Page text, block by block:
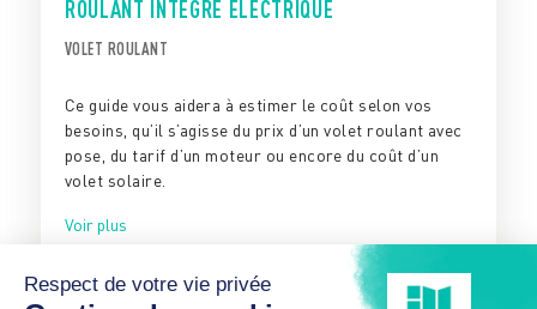
ROULANT INTÉGRÉ ÉLECTRIQUE
VOLET ROULANT
Ce guide vous aidera à estimer le coût selon vos
besoins, qu’il s’agisse du prix d’un volet roulant avec
pose, du tarif d’un moteur ou encore du coût d’un
volet solaire.
Voir plus